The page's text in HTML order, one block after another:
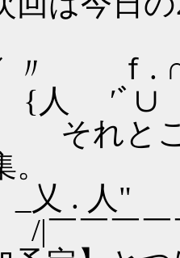
ｆ.
′ﾞ
このス
.
￣￣